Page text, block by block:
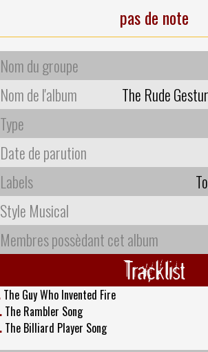
pas de note
Nom du groupe
Nom de l'album
The Rude
Type
Date de parution
Labels
Style Musical
Membres possèdant cet album
Tracklist
The Guy Who Invented Fire
The Rambler Song
The Billiard Player Song